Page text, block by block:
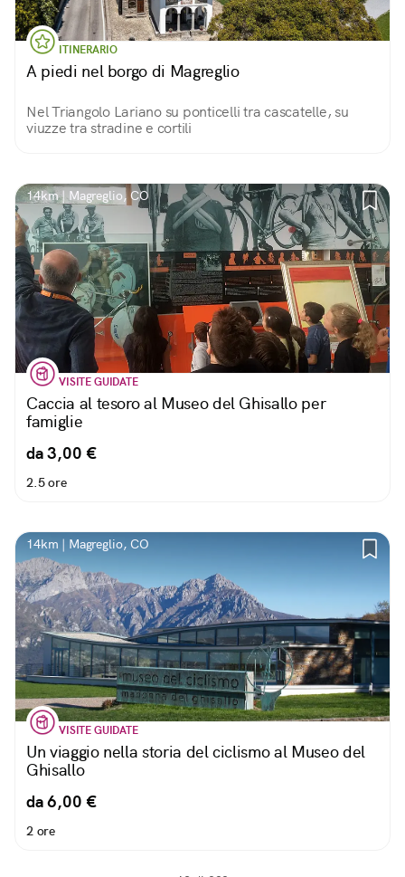
ITINERARIO
A piedi nel borgo di Magreglio
Nel Triangolo Lariano su ponticelli tra cascatelle, su
viuzze tra stradine e cortili
14km | Magreglio, CO
VISITE GUIDATE
Caccia al tesoro al Museo del Ghisallo per
famiglie
da 3,00 €
2.5 ore
14km | Magreglio, CO
VISITE GUIDATE
Un viaggio nella storia del ciclismo al Museo del
Ghisallo
da 6,00 €
2 ore